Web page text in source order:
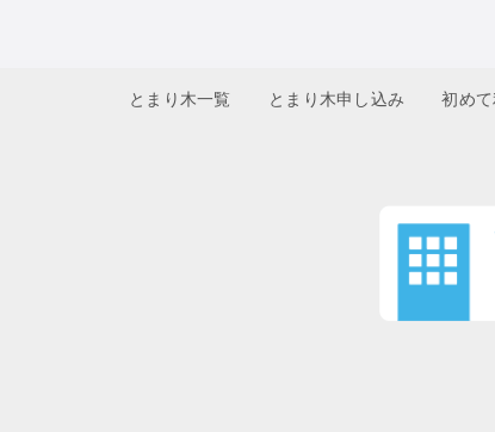
とまり木一覧 とまり木申し込み 初め